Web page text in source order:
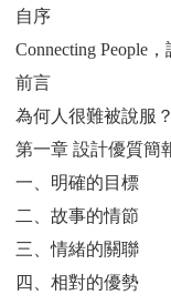
自序
Connecting People
前言
為何人很難被說服
第一章 設計優質簡
一、明確的目標
二、故事的情節
三、情緒的關聯
四、相對的優勢